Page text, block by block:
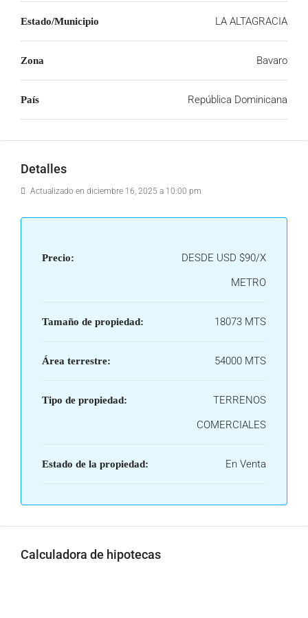
Estado/Municipio LA ALTAGRACIA
Zona Bavaro
País República Dominicana
Detalles
Actualizado en diciembre 16, 2025 a 10:00 pm
Precio: DESDE USD $90/X
METRO
Tamaño de propiedad: 18073 MTS
Área terrestre: 54000 MTS
Tipo de propiedad:
TERRENOS
COMERCIALES
Estado de la propiedad: En Venta
Calculadora de hipotecas